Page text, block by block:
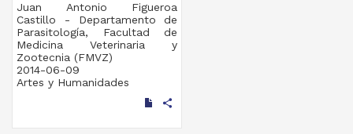
Juan Antonio Figueroa
Castillo - Departamento de
Parasitología, Facultad de
Medicina Veterinaria y
Zootecnia (FMVZ)
2014-06-09
Artes y Humanidades
share